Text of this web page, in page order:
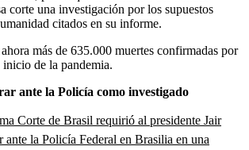
corte una investigación por los supuestos
citados en su informe.
más de 635.000 muertes confirmadas por
de la pandemia.
ante la Policía como investigado
Corte de Brasil requirió al presidente Jair
ante la Policía Federal en Brasilia en una